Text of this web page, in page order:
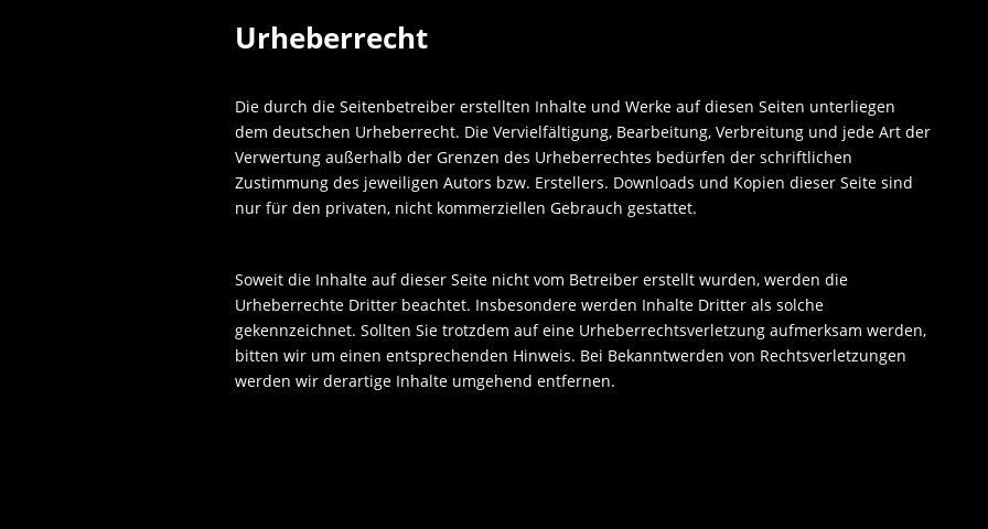
Urheberrecht
Die durch die Seitenbetreiber erstellten Inhalte und Werke auf diesen Seiten unterliegen
dem deutschen Urheberrecht. Die Vervielfältigung, Bearbeitung, Verbreitung und jede Art der
Verwertung außerhalb der Grenzen des Urheberrechtes bedürfen der schriftlichen
Zustimmung des jeweiligen Autors bzw. Erstellers. Downloads und Kopien dieser Seite sind
nur für den privaten, nicht kommerziellen Gebrauch gestattet.
Soweit die Inhalte auf dieser Seite nicht vom Betreiber erstellt wurden, werden die
Urheberrechte Dritter beachtet. Insbesondere werden Inhalte Dritter als solche
gekennzeichnet. Sollten Sie trotzdem auf eine Urheberrechtsverletzung aufmerksam werden,
bitten wir um einen entsprechenden Hinweis. Bei Bekanntwerden von Rechtsverletzungen
werden wir derartige Inhalte umgehend entfernen.